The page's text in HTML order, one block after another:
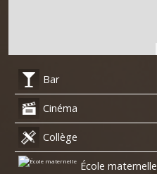
Bar
Cinéma
Collège
École maternelle